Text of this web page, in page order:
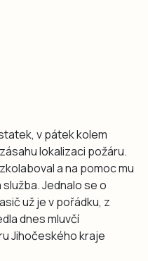
v pátek kolem
lokalizaci požáru.
a na pomoc mu
Jednalo se o
už je v pořádku, z
dnes mluvčí
Jihočeského kraje